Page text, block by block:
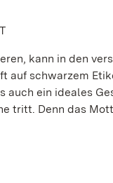
kann in den
auf schwarzem
ein ideales
tritt. Denn das